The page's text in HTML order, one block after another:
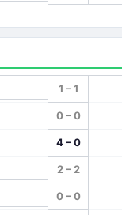
1 – 1
0 – 0
4 – 0
2 – 2
0 – 0